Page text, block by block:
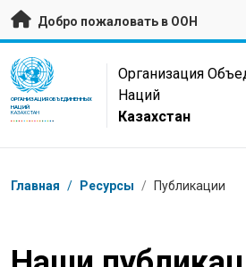
Перейти к основному содержанию
Добро пожаловать в ООН
UN Logo
ОРГАНИЗАЦИЯ ОБЪЕДИНЕННЫХ
НАЦИЙ
КАЗАХСТАН
Организация
Наций
Казахстан
Навигационная цепочка
Главная / Ресурсы / Публикации